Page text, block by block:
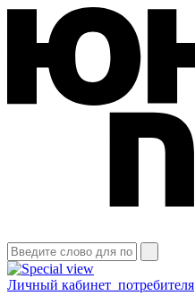
Личный кабинет потребителя